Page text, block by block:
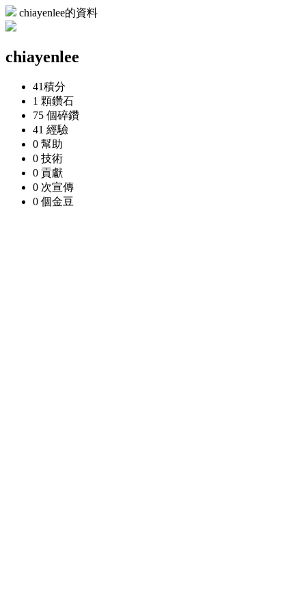
chiayenlee的資料
chiayenlee
41積分
1 顆鑽石
75 個碎鑽
41 經驗
0 幫助
0 技術
0 貢獻
0 次宣傳
0 個金豆